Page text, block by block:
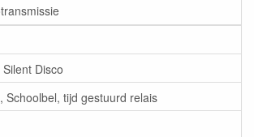
Disco
Schoolbel, tijd gestuurd relais